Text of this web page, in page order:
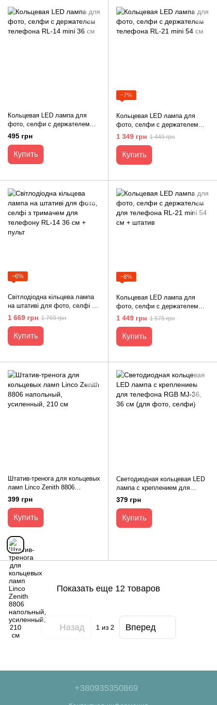
Кольцевая LED лампа для
фото, селфи с держателем
телефона RL-14 mini 36 см
495 грн
Купить
−7%
Кольцевая LED лампа для
фото, селфи с держателем
телефона RL-21 mini 54 см
1 349 грн 1 449 грн
Купить
−6%
Світлодіодна кільцева лампа
на штативі для фото, селфі з
тримачем для телефону RL-14
36 см + пульт
1 669 грн 1 769 грн
Купить
−8%
Кольцевая LED лампа для
фото, селфи с держателем
для телефона RL-21 mini 54 см
+ штатив
1 449 грн 1 575 грн
Купить
Штатив-тренога для кольцевых
ламп Linco Zenith 8806
напольный, усиленный, 210 см
399 грн
Купить
Светодиодная кольцевая LED
лампа с креплением для
телефона RGB MJ-36, 36 см
(для фото, селфи)
379 грн
Купить
Показать еще 12 товаров
Назад 1из 2 Вперед
+380935350869